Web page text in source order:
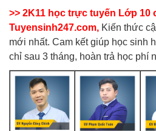
>> 2K11 học trực tuyến Lớp 10
Tuyensinh247.com, Kiến thức
mới nhất. Cam kết giúp học sinh
chỉ sau 3 tháng, hoàn trả học phí